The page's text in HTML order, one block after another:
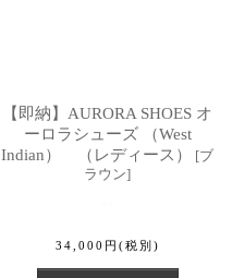
【即納】AURORA SHOES オ
ーロラシューズ （West
Indian） （レディース）
[ブ
ラウン]
34,000 円 (税別)